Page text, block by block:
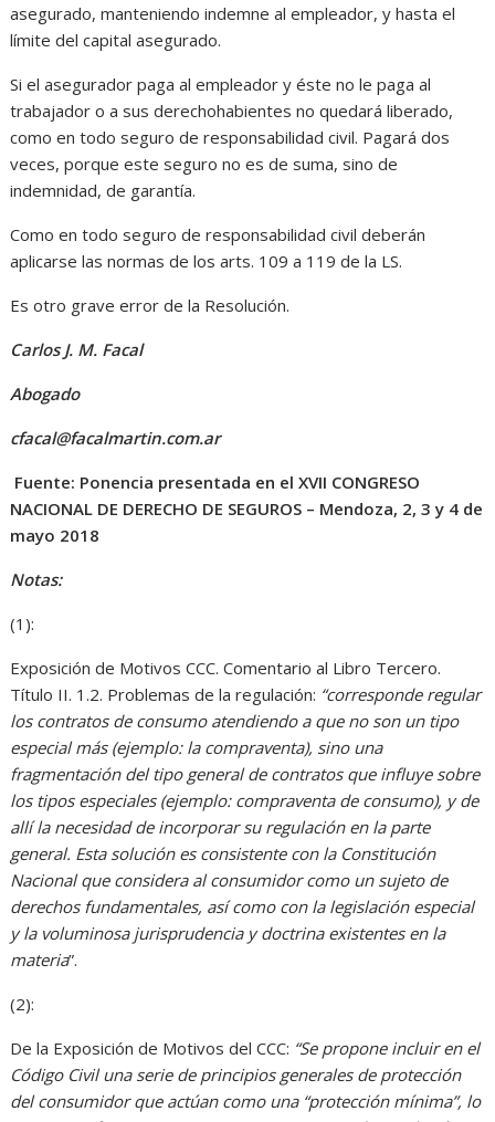
asegurado, manteniendo indemne al empleador, y hasta el
límite del capital asegurado.
Si el asegurador paga al empleador y éste no le paga al
trabajador o a sus derechohabientes no quedará liberado,
como en todo seguro de responsabilidad civil. Pagará dos
veces, porque este seguro no es de suma, sino de
indemnidad, de garantía.
Como en todo seguro de responsabilidad civil deberán
aplicarse las normas de los arts. 109 a 119 de la LS.
Es otro grave error de la Resolución.
Carlos J. M. Facal
Abogado
cfacal@facalmartin.com.ar
Fuente: Ponencia presentada en el XVII CONGRESO
NACIONAL DE DERECHO DE SEGUROS – Mendoza, 2, 3 y 4 de
mayo 2018
Notas:
(1):
Exposición de Motivos CCC. Comentario al Libro Tercero.
Título II. 1.2. Problemas de la regulación: “corresponde regular
los contratos de consumo atendiendo a que no son un tipo
especial más (ejemplo: la compraventa), sino una
fragmentación del tipo general de contratos que influye sobre
los tipos especiales (ejemplo: compraventa de consumo), y de
allí la necesidad de incorporar su regulación en la parte
general. Esta solución es consistente con la Constitución
Nacional que considera al consumidor como un sujeto de
derechos fundamentales, así como con la legislación especial
y la voluminosa jurisprudencia y doctrina existentes en la
materia”.
(2):
De la Exposición de Motivos del CCC: “Se propone incluir en el
Código Civil una serie de principios generales de protección
del consumidor que actúan como una “protección mínima”, lo